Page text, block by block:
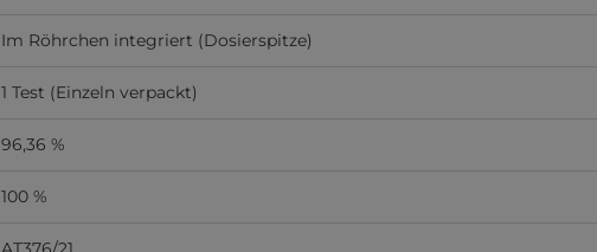
Im Röhrchen integriert (Dosierspitze)
1 Test (Einzeln verpackt)
96,36 %
100 %